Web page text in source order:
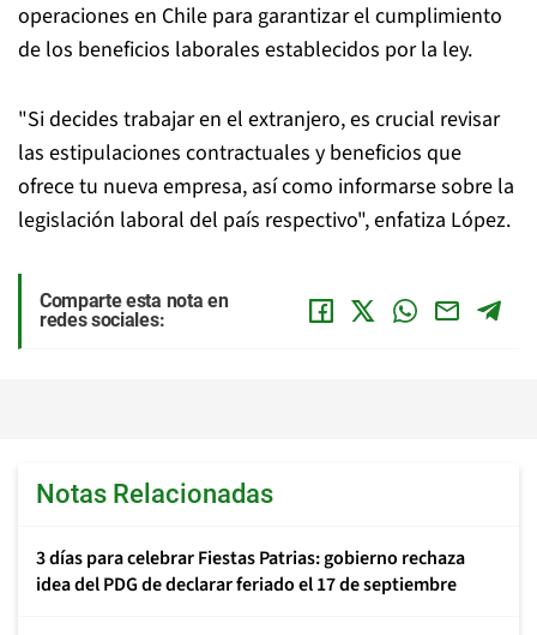
operaciones en Chile para garantizar el cumplimiento
de los beneficios laborales establecidos por la ley.
"Si decides trabajar en el extranjero, es crucial revisar
las estipulaciones contractuales y beneficios que
ofrece tu nueva empresa, así como informarse sobre la
legislación laboral del país respectivo", enfatiza López.
Comparte esta nota en
redes sociales:
Notas Relacionadas
3 días para celebrar Fiestas Patrias: gobierno rechaza
idea del PDG de declarar feriado el 17 de septiembre